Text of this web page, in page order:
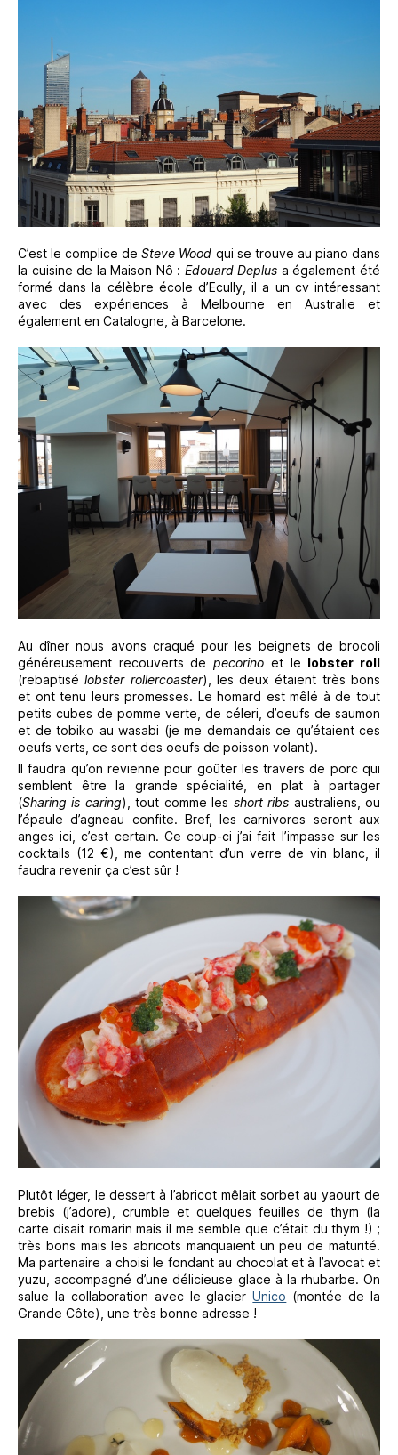
C’est le complice deSteve Wood qui se trouve au piano dans
la cuisine de la Maison Nô : Edouard Deplus a également été
formé dans la célèbre école d’Ecully, il a un cv intéressant
avec des expériences à Melbourne en Australie et
également en Catalogne, à Barcelone.
Au dîner nous avons craqué pour les beignets de brocoli
généreusement recouverts depecorino et le lobster roll
(rebaptisélobster rollercoaster), les deux étaient très bons
et ont tenu leurs promesses. Le homard est mêlé à de tout
petits cubes de pomme verte, de céleri, d’oeufs de saumon
et de tobiko au wasabi (je me demandais ce qu’étaient ces
oeufs verts, ce sont des oeufs de poisson volant).
Il faudra qu’on revienne pour goûter les travers de porc qui
semblent être la grande spécialité, en plat à partager
(Sharing is caring), tout comme les short ribs australiens, ou
l’épaule d’agneau confite. Bref, les carnivores seront aux
anges ici, c’est certain. Ce coup-ci j’ai fait l’impasse sur les
cocktails (12 €), me contentant d’un verre de vin blanc, il
faudra revenir ça c’est sûr !
Plutôt léger, le dessert à l’abricot mêlait sorbet au yaourt de
brebis (j’adore), crumble et quelques feuilles de thym (la
carte disait romarin mais il me semble que c’était du thym !) ;
très bons mais les abricots manquaient un peu de maturité.
Ma partenaire a choisi le fondant au chocolat et à l’avocat et
yuzu, accompagné d’une délicieuse glace à la rhubarbe. On
salue la collaboration avec le glacierUnico (montée de la
Grande Côte), une très bonne adresse !